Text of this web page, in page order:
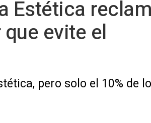
Estética
evite el
pero solo el 10% de